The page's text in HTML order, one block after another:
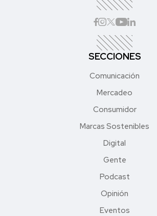
SECCIONES
Comunicación
Mercadeo
Consumidor
Marcas Sostenibles
Digital
Gente
Podcast
Opinión
Eventos